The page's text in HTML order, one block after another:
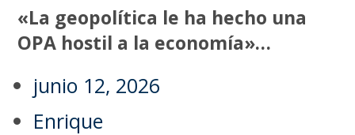
«La geopolítica le ha hecho una
OPA hostil a la economía»…
junio 12, 2026
Enrique